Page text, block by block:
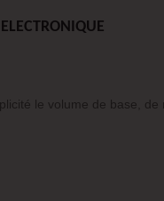
le volume de base,